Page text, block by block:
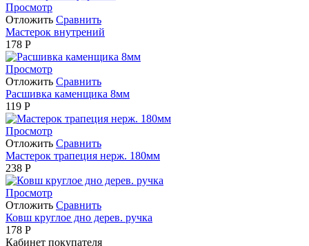
Просмотр
Отложить Сравнить
Мастерок внутрений
178 Р
Просмотр
Отложить Сравнить
Расшивка каменщика 8мм
119 Р
Просмотр
Отложить Сравнить
Мастерок трапеция нерж. 180мм
238 Р
Просмотр
Отложить Сравнить
Ковш круглое дно дерев. ручка
178 Р
Кабинет покупателя